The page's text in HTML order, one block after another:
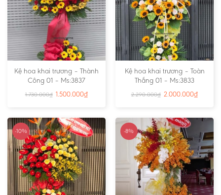
Kệ hoa khai trương – Thành
Công 01 – Ms:3837
1.730.000₫ 1.500.000₫
Kệ hoa khai trương – Toàn
Thắng 01 – Ms:3833
2.290.000₫ 2.000.000₫
-10% -8%